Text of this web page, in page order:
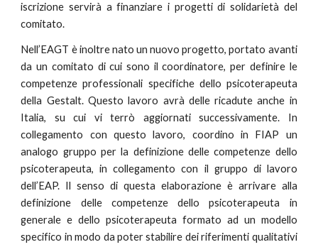
iscrizione servirà a finanziare i progetti di solidarietà del
comitato.
Nell’EAGT è inoltre nato un nuovo progetto, portato avanti
da un comitato di cui sono il coordinatore, per definire le
competenze professionali specifiche dello psicoterapeuta
della Gestalt. Questo lavoro avrà delle ricadute anche in
Italia, su cui vi terrò aggiornati successivamente. In
collegamento con questo lavoro, coordino in FIAP un
analogo gruppo per la definizione delle competenze dello
psicoterapeuta, in collegamento con il gruppo di lavoro
dell’EAP. Il senso di questa elaborazione è arrivare alla
definizione delle competenze dello psicoterapeuta in
generale e dello psicoterapeuta formato ad un modello
specifico in modo da poter stabilire dei riferimenti qualitativi